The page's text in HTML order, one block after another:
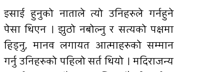
इसाई हुनुको नाताले त्यो उनिहरुले गर्नहुने
पेसा थिएन । झुठो नबोल्नु र सत्यको पक्षमा
हिड्नु, मानव लगायत आत्माहरुको सम्मान
गर्नु उनिहरुको पहिलो सर्त थियो । मदिराजन्य